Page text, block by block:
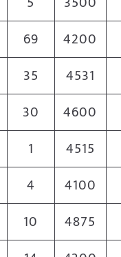
69 4200
35 4531
30 4600
1 4515
4 4100
10 4875